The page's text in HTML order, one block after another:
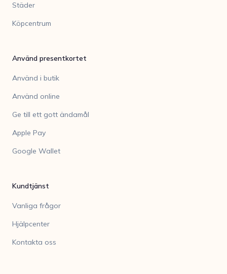
Städer
Köpcentrum
Använd presentkortet
Använd i butik
Använd online
Ge till ett gott ändamål
Apple Pay
Google Wallet
Kundtjänst
Vanliga frågor
Hjälpcenter
Kontakta oss